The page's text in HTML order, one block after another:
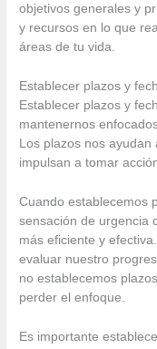
objetivos generales y
y recursos en lo que
áreas de tu vida.
Establecer plazos y
Establecer plazos y
mantenernos
Los plazos nos
impulsan a tomar
Cuando establecemos
sensación de urgencia
más eficiente y
evaluar nuestro
no establecemos
perder el enfoque.
Es importante